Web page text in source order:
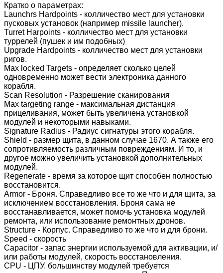
Кратко о параметрах:
Launchrs Hardpoints - колличество мест для установки
пусковых установок (например missile launcher).
Turret Harpoints - колличество мест для установки
туррелей (пушек и им подобных)
Upgrade Hardpoints - колличество мест для установки
ригов.
Max locked Targets - определяет сколько целей
одновременно может вести электроника данного
корабля.
Scan Resolution - Разрешение сканирования
Max targeting range - максимальная дистанция
прицеливания, может быть увеличена установкой
модулей и некоторыми навыками.
Signature Radius - Радиус сигнатуры этого корабля.
Shield - размер щита, в данном случае 1670. А также его
сопротивляемость различным повреждениям. И то, и
другое можно увеличить установкой дополнительных
модулей.
Regenerate - время за которое щит способен полностью
восстановится.
Armor - Броня. Справедливо все то же что и для щита, за
исключением восстановления. Броня сама не
восстанавливается, может помочь установка модулей
ремонта, или использование ремонтных дронов.
Structure - Корпус. Справедливо то же что и для брони.
Speed - скорость
Capacitor - запас энергии используемой для активации, и/
или работы модулей, скорость восстановления.
CPU - ЦПУ. большинству модулей требуется